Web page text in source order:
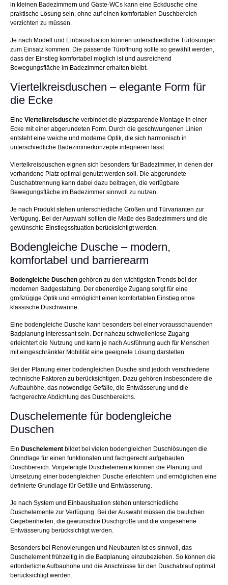
in kleinen Badezimmern und Gäste-WCs kann eine Eckdusche eine
praktische Lösung sein, ohne auf einen komfortablen Duschbereich
verzichten zu müssen.
Je nach Modell und Einbausituation können unterschiedliche Türlösungen
zum Einsatz kommen. Die passende Türöffnung sollte so gewählt werden,
dass der Einstieg komfortabel möglich ist und ausreichend
Bewegungsfläche im Badezimmer erhalten bleibt.
Viertelkreisduschen – elegante Form für
die Ecke
Eine Viertelkreisdusche verbindet die platzsparende Montage in einer
Ecke mit einer abgerundeten Form. Durch die geschwungenen Linien
entsteht eine weiche und moderne Optik, die sich harmonisch in
unterschiedliche Badezimmerkonzepte integrieren lässt.
Viertelkreisduschen eignen sich besonders für Badezimmer, in denen der
vorhandene Platz optimal genutzt werden soll. Die abgerundete
Duschabtrennung kann dabei dazu beitragen, die verfügbare
Bewegungsfläche im Badezimmer sinnvoll zu nutzen.
Je nach Produkt stehen unterschiedliche Größen und Türvarianten zur
Verfügung. Bei der Auswahl sollten die Maße des Badezimmers und die
gewünschte Einstiegssituation berücksichtigt werden.
Bodengleiche Dusche – modern,
komfortabel und barrierearm
Bodengleiche Duschen gehören zu den wichtigsten Trends bei der
modernen Badgestaltung. Der ebenerdige Zugang sorgt für eine
großzügige Optik und ermöglicht einen komfortablen Einstieg ohne
klassische Duschwanne.
Eine bodengleiche Dusche kann besonders bei einer vorausschauenden
Badplanung interessant sein. Der nahezu schwellenlose Zugang
erleichtert die Nutzung und kann je nach Ausführung auch für Menschen
mit eingeschränkter Mobilität eine geeignete Lösung darstellen.
Bei der Planung einer bodengleichen Dusche sind jedoch verschiedene
technische Faktoren zu berücksichtigen. Dazu gehören insbesondere die
Aufbauhöhe, das notwendige Gefälle, die Entwässerung und die
fachgerechte Abdichtung des Duschbereichs.
Duschelemente für bodengleiche
Duschen
Ein Duschelement bildet bei vielen bodengleichen Duschlösungen die
Grundlage für einen funktionalen und fachgerecht aufgebauten
Duschbereich. Vorgefertigte Duschelemente können die Planung und
Umsetzung einer bodengleichen Dusche erleichtern und ermöglichen eine
definierte Grundlage für Gefälle und Entwässerung.
Je nach System und Einbausituation stehen unterschiedliche
Duschelemente zur Verfügung. Bei der Auswahl müssen die baulichen
Gegebenheiten, die gewünschte Duschgröße und die vorgesehene
Entwässerung berücksichtigt werden.
Besonders bei Renovierungen und Neubauten ist es sinnvoll, das
Duschelement frühzeitig in die Badplanung einzubeziehen. So können die
erforderliche Aufbauhöhe und die Anschlüsse für den Duschablauf optimal
berücksichtigt werden.